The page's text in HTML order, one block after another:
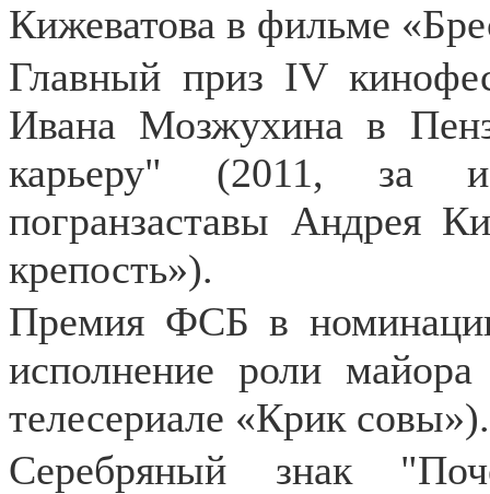
Кижеватова в фильме
Главный приз IV
Ивана Мозжухина в
карьеру" (2011, за
погранзаставы Андрея
крепость»).
Премия ФСБ в
исполнение роли
телесериале «Крик совы»).
Серебряный знак